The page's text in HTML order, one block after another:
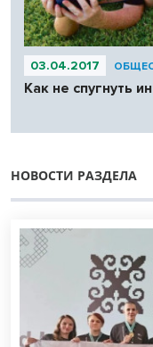
03.04.2017
Как не спугнуть
НОВОСТИ РАЗДЕЛА